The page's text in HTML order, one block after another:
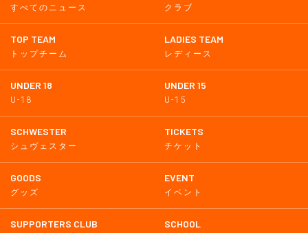
すべてのニュース クラブ
TOP TEAM
トップチーム
LADIES TEAM
レディース
UNDER 18
U-18
UNDER 15
U-15
SCHWESTER
シュヴェスター
TICKETS
チケット
GOODS
グッズ
EVENT
イベント
SUPPORTERS CLUB SCHOOL